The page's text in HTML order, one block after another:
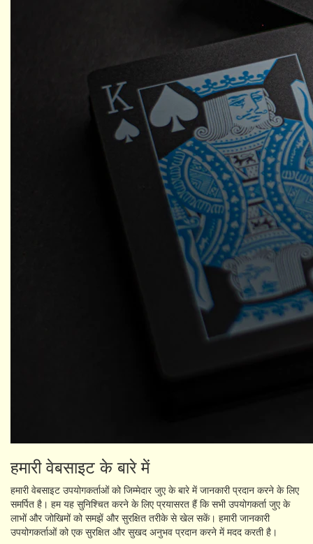
हमारी वेबसाइट के बारे में
हमारी वेबसाइट उपयोगकर्ताओं को जिम्मेदार जुए के बारे में जानकारी प्रदान करने के लिए
समर्पित है। हम यह सुनिश्चित करने के लिए प्रयासरत हैं कि सभी उपयोगकर्ता जुए के
लाभों और जोखिमों को समझें और सुरक्षित तरीके से खेल सकें। हमारी जानकारी
उपयोगकर्ताओं को एक सुरक्षित और सुखद अनुभव प्रदान करने में मदद करती है।